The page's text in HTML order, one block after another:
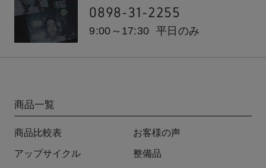
0898-31-2255
9:00～17:30 平日のみ
商品一覧
商品比較表 お客様の声
アップサイクル 整備品